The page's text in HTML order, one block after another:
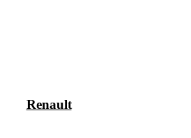
Renault